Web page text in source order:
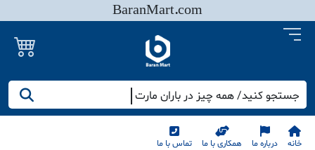
BaranMart.com
جستجو کنید/ همه چیز در باران مارت
خانه درباره ما همکاری با ما تماس با ما